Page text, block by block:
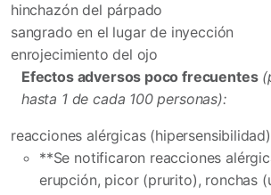
hinchazón del párpado
sangrado en el lugar de inyección
enrojecimiento del ojo
Efectos adversos poco frecuentes
hasta 1 de cada 100 personas):
reacciones alérgicas
**Se notificaron reacciones
erupción, picor (prurito), ronchas